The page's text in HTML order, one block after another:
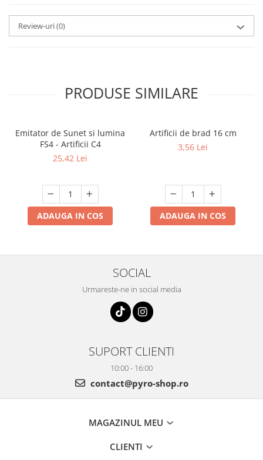
Review-uri(0)
PRODUSE SIMILARE
Emitator de Sunet si lumina
FS4 - Artificii C4
25,42 Lei
ADAUGA IN COS
Artificii de brad 16 cm
3,56 Lei
ADAUGA IN COS
SOCIAL
Urmareste-ne in social media
SUPORT CLIENTI
10:00 - 16:00
contact@pyro-shop.ro
MAGAZINUL MEU
CLIENTI